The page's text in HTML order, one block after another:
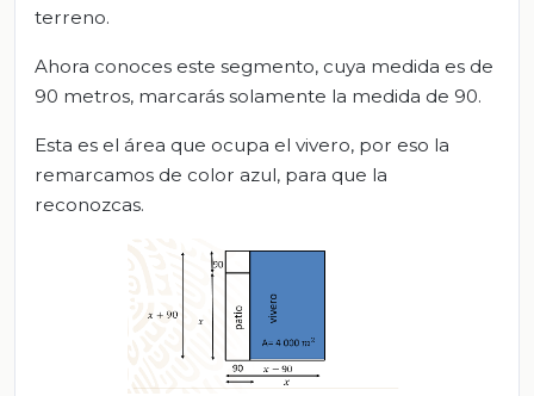
terreno.
Ahora conoces este segmento, cuya medida es de
90 metros, marcarás solamente la medida de 90.
Esta es el área que ocupa el vivero, por eso la
remarcamos de color azul, para que la
reconozcas.